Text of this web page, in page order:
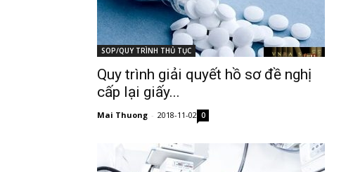
SOP/QUY TRÌNH THỦ TỤC
Quy trình giải quyết hồ sơ đề nghị
cấp lại giấy...
Mai Thuong - 2018-11-02 0